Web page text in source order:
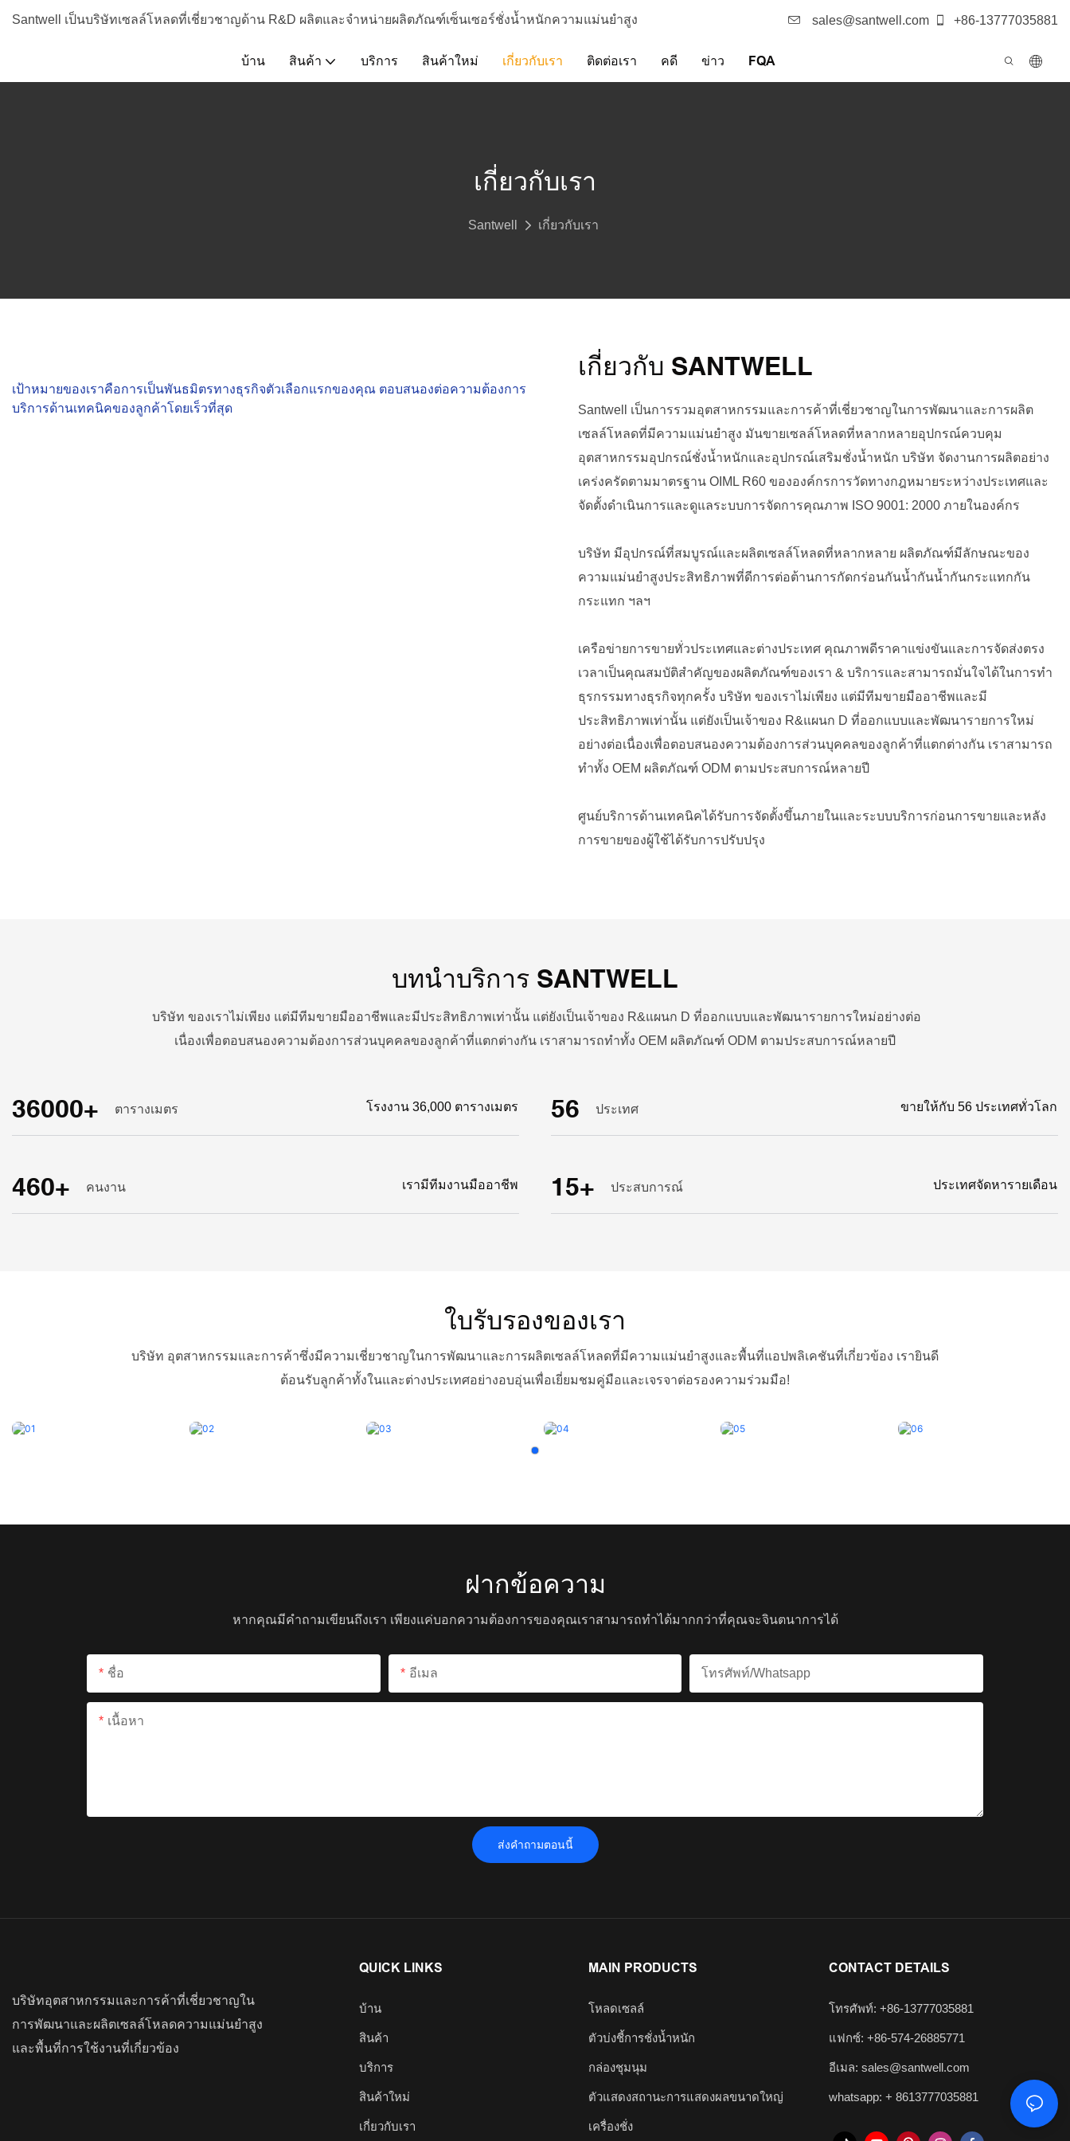
Santwell เป็นบริษัทเซลล์โหลดที่เชี่ยวชาญด้าน R&D ผลิตและจำหน่ายผลิตภัณฑ์เซ็นเซอร์ชั่งน้ำหนักความแม่นยำสูง sales@santwell.com +86-13777035881
บ้าน สินค้า บริการ สินค้าใหม่ เกี่ยวกับเรา ติดต่อเรา คดี ข่าว FQA
เกี่ยวกับเรา
Santwell เกี่ยวกับเรา
เป้าหมายของเราคือการเป็นพันธมิตรทางธุรกิจตัวเลือกแรกของคุณ ตอบสนองต่อความต้องการ
บริการด้านเทคนิคของลูกค้าโดยเร็วที่สุด
เกี่ยวกับ SANTWELL
Santwell เป็นการรวมอุตสาหกรรมและการค้าที่เชี่ยวชาญในการพัฒนาและการผลิต
เซลล์โหลดที่มีความแม่นยำสูง มันขายเซลล์โหลดที่หลากหลายอุปกรณ์ควบคุม
อุตสาหกรรมอุปกรณ์ชั่งน้ำหนักและอุปกรณ์เสริมชั่งน้ำหนัก บริษัท จัดงานการผลิตอย่าง
เคร่งครัดตามมาตรฐาน OIML R60 ขององค์กรการวัดทางกฎหมายระหว่างประเทศและ
จัดตั้งดำเนินการและดูแลระบบการจัดการคุณภาพ ISO 9001: 2000 ภายในองค์กร
บริษัท มีอุปกรณ์ที่สมบูรณ์และผลิตเซลล์โหลดที่หลากหลาย ผลิตภัณฑ์มีลักษณะของ
ความแม่นยำสูงประสิทธิภาพที่ดีการต่อต้านการกัดกร่อนกันน้ำกันน้ำกันกระแทกกัน
กระแทก ฯลฯ
เครือข่ายการขายทั่วประเทศและต่างประเทศ คุณภาพดีราคาแข่งขันและการจัดส่งตรง
เวลาเป็นคุณสมบัติสำคัญของผลิตภัณฑ์ของเรา & บริการและสามารถมั่นใจได้ในการทำ
ธุรกรรมทางธุรกิจทุกครั้ง บริษัท ของเราไม่เพียง แต่มีทีมขายมืออาชีพและมี
ประสิทธิภาพเท่านั้น แต่ยังเป็นเจ้าของ R&แผนก D ที่ออกแบบและพัฒนารายการใหม่
อย่างต่อเนื่องเพื่อตอบสนองความต้องการส่วนบุคคลของลูกค้าที่แตกต่างกัน เราสามารถ
ทำทั้ง OEM ผลิตภัณฑ์ ODM ตามประสบการณ์หลายปี
ศูนย์บริการด้านเทคนิคได้รับการจัดตั้งขึ้นภายในและระบบบริการก่อนการขายและหลัง
การขายของผู้ใช้ได้รับการปรับปรุง
บทนำบริการ SANTWELL
บริษัท ของเราไม่เพียง แต่มีทีมขายมืออาชีพและมีประสิทธิภาพเท่านั้น แต่ยังเป็นเจ้าของ R&แผนก D ที่ออกแบบและพัฒนารายการใหม่อย่างต่อ
เนื่องเพื่อตอบสนองความต้องการส่วนบุคคลของลูกค้าที่แตกต่างกัน เราสามารถทำทั้ง OEM ผลิตภัณฑ์ ODM ตามประสบการณ์หลายปี
36000+ ตารางเมตร โรงงาน 36,000 ตารางเมตร 56 ประเทศ ขายให้กับ 56 ประเทศทั่วโลก
460+ คนงาน เรามีทีมงานมืออาชีพ 15+ ประสบการณ์ ประเทศจัดหารายเดือน
ใบรับรองของเรา
บริษัท อุตสาหกรรมและการค้าซึ่งมีความเชี่ยวชาญในการพัฒนาและการผลิตเซลล์โหลดที่มีความแม่นยำสูงและพื้นที่แอปพลิเคชันที่เกี่ยวข้อง เรายินดี
ต้อนรับลูกค้าทั้งในและต่างประเทศอย่างอบอุ่นเพื่อเยี่ยมชมคู่มือและเจรจาต่อรองความร่วมมือ!
ฝากข้อความ
หากคุณมีคำถามเขียนถึงเรา เพียงแค่บอกความต้องการของคุณเราสามารถทำได้มากกว่าที่คุณจะจินตนาการได้
ชื่อ อีเมล โทรศัพท์/whatsapp
เนื้อหา
ส่งคำถามตอนนี้
บริษัทอุตสาหกรรมและการค้าที่เชี่ยวชาญใน
การพัฒนาและผลิตเซลล์โหลดความแม่นยำสูง
และพื้นที่การใช้งานที่เกี่ยวข้อง
QUICK LINKS
บ้าน
สินค้า
บริการ
สินค้าใหม่
เกี่ยวกับเรา
MAIN PRODUCTS
โหลดเซลล์
ตัวบ่งชี้การชั่งน้ำหนัก
กล่องชุมนุม
ตัวแสดงสถานะการแสดงผลขนาดใหญ่
เครื่องชั่ง
CONTACT DETAILS
โทรศัพท์: +86-13777035881
แฟกซ์: +86-574-26885771
อีเมล: sales@santwell.com
whatsapp: + 8613777035881